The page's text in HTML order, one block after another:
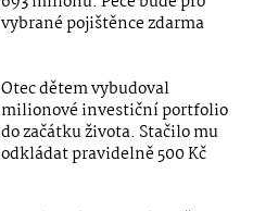
vybrané pojištěnce zdarma
Otec dětem vybudoval
milionové investiční portfolio
do začátku života. Stačilo mu
odkládat pravidelně 500 Kč